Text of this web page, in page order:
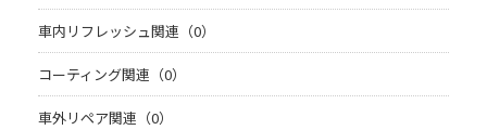
車内リフレッシュ関連（0）
コーティング関連（0）
車外リペア関連（0）